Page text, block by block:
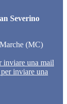
Severino
(MC)
inviare una mail
inviare una